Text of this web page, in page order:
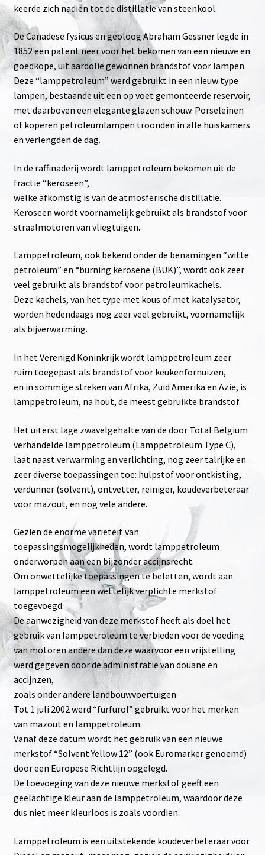
keerde zich nadien tot de distillatie van steenkool.
De Canadese fysicus en geoloog Abraham Gessner legde in
1852 een patent neer voor het bekomen van een nieuwe en
goedkope, uit aardolie gewonnen brandstof voor lampen.
Deze “lamppetroleum” werd gebruikt in een nieuw type
lampen, bestaande uit een op voet gemonteerde reservoir,
met daarboven een elegante glazen schouw. Porseleinen
of koperen petroleumlampen troonden in alle huiskamers
en verlengden de dag.
In de raffinaderij wordt lamppetroleum bekomen uit de
fractie “keroseen”,
welke afkomstig is van de atmosferische distillatie.
Keroseen wordt voornamelijk gebruikt als brandstof voor
straalmotoren van vliegtuigen.
Lamppetroleum, ook bekend onder de benamingen “witte
petroleum” en “burning kerosene (BUK)”, wordt ook zeer
veel gebruikt als brandstof voor petroleumkachels.
Deze kachels, van het type met kous of met katalysator,
worden hedendaags nog zeer veel gebruikt, voornamelijk
als bijverwarming.
In het Verenigd Koninkrijk wordt lamppetroleum zeer
ruim toegepast als brandstof voor keukenfornuizen,
en in sommige streken van Afrika, Zuid Amerika en Azië, is
lamppetroleum, na hout, de meest gebruikte brandstof.
Het uiterst lage zwavelgehalte van de door Total Belgium
verhandelde lamppetroleum (Lamppetroleum Type C),
laat naast verwarming en verlichting, nog zeer talrijke en
zeer diverse toepassingen toe: hulpstof voor ontkisting,
verdunner (solvent), ontvetter, reiniger, koudeverbeteraar
voor mazout, en nog vele andere.
Gezien de enorme variëteit van
toepassingsmogelijkheden, wordt lamppetroleum
onderworpen aan een bijzonder accijnsrecht.
Om onwettelijke toepassingen te beletten, wordt aan
lamppetroleum een wettelijk verplichte merkstof
toegevoegd.
De aanwezigheid van deze merkstof heeft als doel het
gebruik van lamppetroleum te verbieden voor de voeding
van motoren andere dan deze waarvoor een vrijstelling
werd gegeven door de administratie van douane en
accijnzen,
zoals onder andere landbouwvoertuigen.
Tot 1 juli 2002 werd “furfurol” gebruikt voor het merken
van mazout en lamppetroleum.
Vanaf deze datum wordt het gebruik van een nieuwe
merkstof “Solvent Yellow 12” (ook Euromarker genoemd)
door een Europese Richtlijn opgelegd.
De toevoeging van deze nieuwe merkstof geeft een
geelachtige kleur aan de lamppetroleum, waardoor deze
dus niet meer kleurloos is zoals voordien.
Lamppetroleum is een uitstekende koudeverbeteraar voor